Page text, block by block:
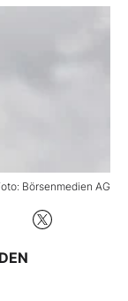
Börsenmedien AG